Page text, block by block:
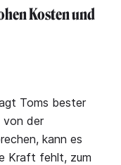
Kosten und
Toms bester
von der
kann es
Kraft fehlt, zum